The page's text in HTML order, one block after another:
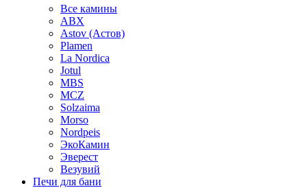
Все камины
ABX
Astov (Астов)
Plamen
La Nordica
Jotul
MBS
MCZ
Solzaima
Morso
Nordpeis
ЭкоКамин
Эверест
Везувий
Печи для бани